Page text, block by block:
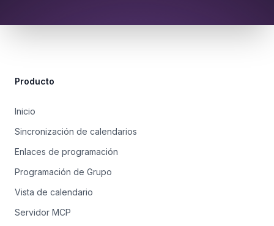
Producto
Inicio
Sincronización de calendarios
Enlaces de programación
Programación de Grupo
Vista de calendario
Servidor MCP